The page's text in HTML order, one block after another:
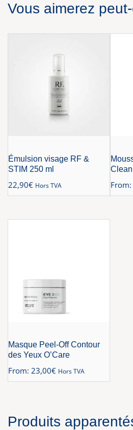
Vous aimerez
Émulsion visage RF &
STIM 250 ml
22,90€ Hors TVA
Clean
From:
Masque Peel-Off Contour
des Yeux O’Care
From: 23,00€ Hors TVA
Produits